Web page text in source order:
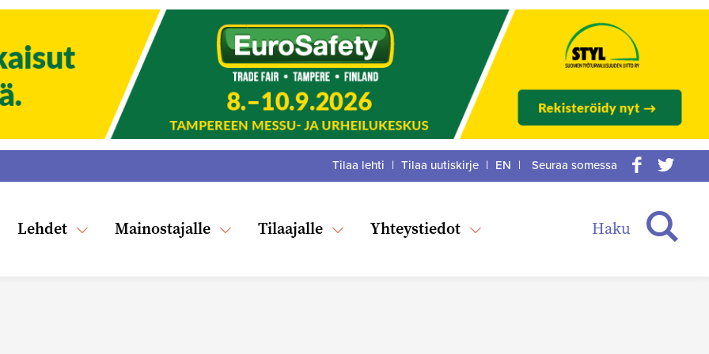
Lehdet Mainostajalle Tilaajalle Yhteystiedot Haku
Tilaa lehti | Tilaa uutiskirje | EN |
Seuraa somessa
:Facebook
Twitter